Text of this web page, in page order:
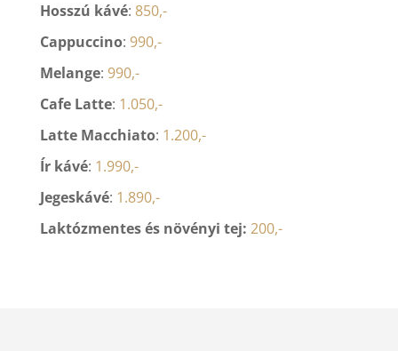
Hosszú kávé: 850,-
Cappuccino: 990,-
Melange: 990,-
Cafe Latte: 1.050,-
Latte Macchiato: 1.200,-
Ír kávé: 1.990,-
Jegeskávé: 1.890,-
Laktózmentes és növényi tej: 200,-